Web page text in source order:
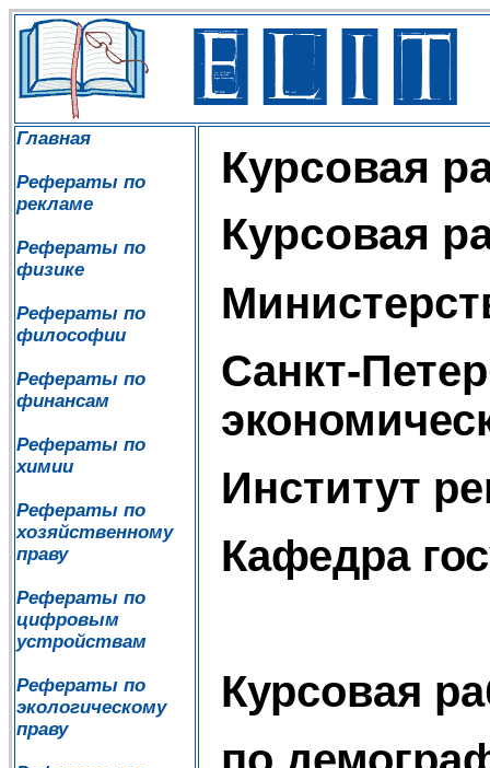
Главная
Рефераты по
рекламе
Рефераты по
физике
Рефераты по
философии
Рефераты по
финансам
Рефераты по
химии
Рефераты по
хозяйственному
праву
Рефераты по
цифровым
устройствам
Рефераты по
экологическому
праву
Курсовая
Курсовая
Санкт-
Институт
Кафедра
Курсовая